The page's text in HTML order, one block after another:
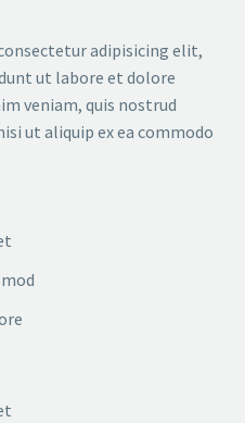
adipisicing elit,
ut labore et dolore
veniam, quis nostrud
ut aliquip ex ea commodo